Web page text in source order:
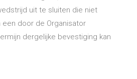
uit te sluiten die niet
door de Organisator
dergelijke bevestiging kan